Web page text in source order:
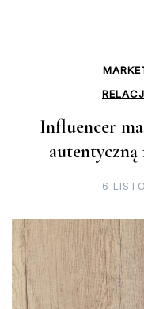
Influencer
6